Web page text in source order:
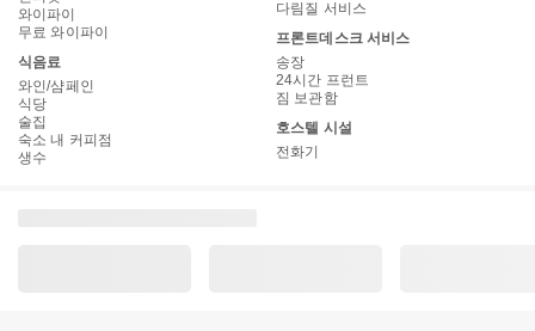
와이파이
무료 와이파이
식음료
와인/샴페인
식당
술집
숙소 내 커피점
생수
다림질 서비스
프론트데스크 서비스
송장
24시간 프런트
짐 보관함
호스텔 시설
전화기